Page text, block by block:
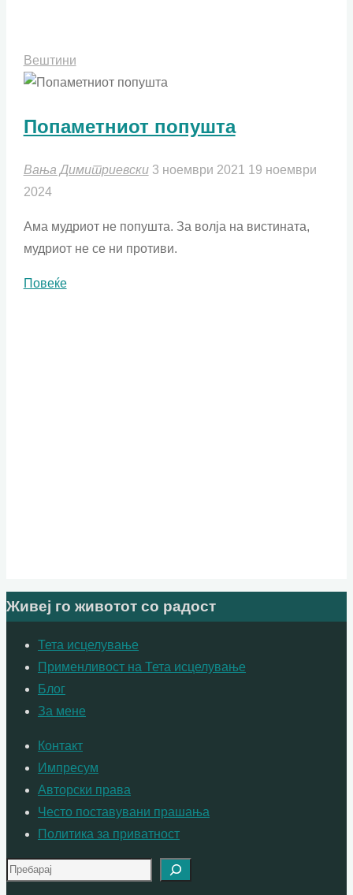
Вештини
Попаметниот попушта
Вања Димитриевски 3 ноември 2021 19 ноември
2024
Ама мудриот не попушта. За волја на вистината,
мудриот не се ни противи.
Повеќе"Попаметниот
Живеј го животот со радост
Тета исцелување
Применливост на Тета исцелување
Блог
За мене
Контакт
Импресум
Авторски права
Често поставувани прашања
Политика за приватност
Search